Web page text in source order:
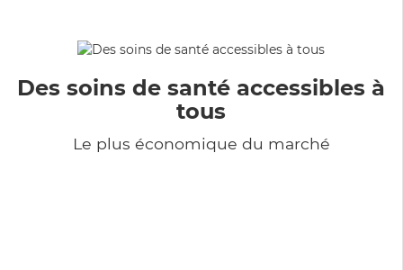
Des soins de santé accessibles à
tous
Le plus économique du marché